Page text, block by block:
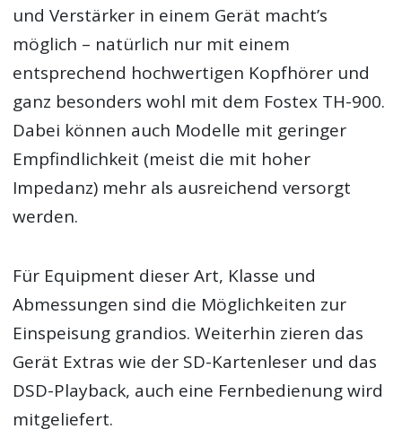
und Verstärker in einem Gerät macht’s
möglich – natürlich nur mit einem
entsprechend hochwertigen Kopfhörer und
ganz besonders wohl mit dem Fostex TH-900.
Dabei können auch Modelle mit geringer
Empfindlichkeit (meist die mit hoher
Impedanz) mehr als ausreichend versorgt
werden.
Für Equipment dieser Art, Klasse und
Abmessungen sind die Möglichkeiten zur
Einspeisung grandios. Weiterhin zieren das
Gerät Extras wie der SD-Kartenleser und das
DSD-Playback, auch eine Fernbedienung wird
mitgeliefert.